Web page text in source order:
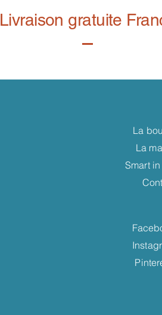
Livraison gratuite
La
La
Smart